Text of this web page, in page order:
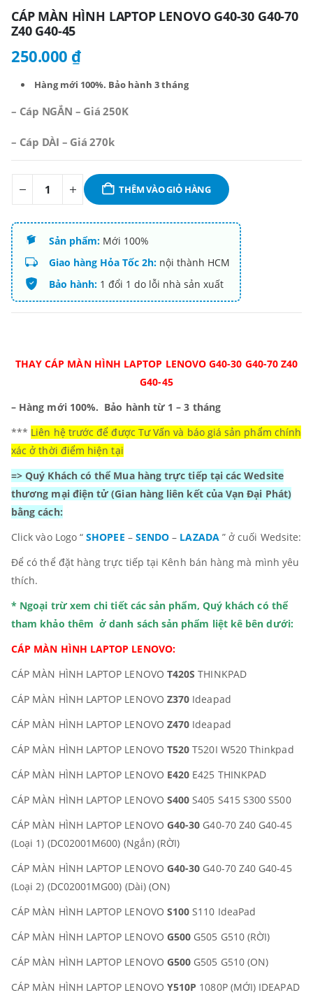
CÁP MÀN HÌNH LAPTOP LENOVO G40-30 G40-70
Z40 G40-45
250.000 ₫
Hàng mới 100%. Bảo hành 3 tháng
– Cáp NGẮN – Giá 250K
– Cáp DÀI – Giá 270k
THÊM VÀO GIỎ HÀNG
Sản phẩm:Mới 100%
Giao hàng Hỏa Tốc 2h:nội thành HCM
Bảo hành:1 đổi 1 do lỗi nhà sản xuất
THAY CÁP MÀN HÌNH LAPTOP LENOVO G40-30 G40-70 Z40
G40-45
– Hàng mới 100%. Bảo hành từ 1 – 3 tháng
*** Liên hệ trước để được Tư Vấn và báo giá sản phẩm chính
xác ở thời điểm hiện tại
=> Quý Khách có thể Mua hàng trực tiếp tại các Wedsite
thương mại điện tử(Gian hàng liên kết của Vạn Đại Phát)
bằng cách:
Click vào Logo “ SHOPEE – SENDO – LAZADA ” ở cuối Wedsite:
Để có thể đặt hàng trực tiếp tại Kênh bán hàng mà mình yêu
thích.
* Ngoại trừ xem chi tiết các sản phẩm, Quý khách có thể
tham khảo thêm ở danh sách sản phẩm liệt kê bên dưới:
CÁP MÀN HÌNH LAPTOP LENOVO:
CÁP MÀN HÌNH LAPTOP LENOVO T420S THINKPAD
CÁP MÀN HÌNH LAPTOP LENOVO Z370 Ideapad
CÁP MÀN HÌNH LAPTOP LENOVO Z470 Ideapad
CÁP MÀN HÌNH LAPTOP LENOVO T520 T520I W520 Thinkpad
CÁP MÀN HÌNH LAPTOP LENOVO E420 E425 THINKPAD
CÁP MÀN HÌNH LAPTOP LENOVO S400 S405 S415 S300 S500
CÁP MÀN HÌNH LAPTOP LENOVO G40-30 G40-70 Z40 G40-45
(Loại 1) (DC02001M600) (Ngắn) (RỜI)
CÁP MÀN HÌNH LAPTOP LENOVO G40-30 G40-70 Z40 G40-45
(Loại 2) (DC02001MG00) (Dài) (ON)
CÁP MÀN HÌNH LAPTOP LENOVO S100 S110 IdeaPad
CÁP MÀN HÌNH LAPTOP LENOVO G500 G505 G510 (RỜI)
CÁP MÀN HÌNH LAPTOP LENOVO G500 G505 G510 (ON)
CÁP MÀN HÌNH LAPTOP LENOVO Y510P 1080P (MỚI) IDEAPAD